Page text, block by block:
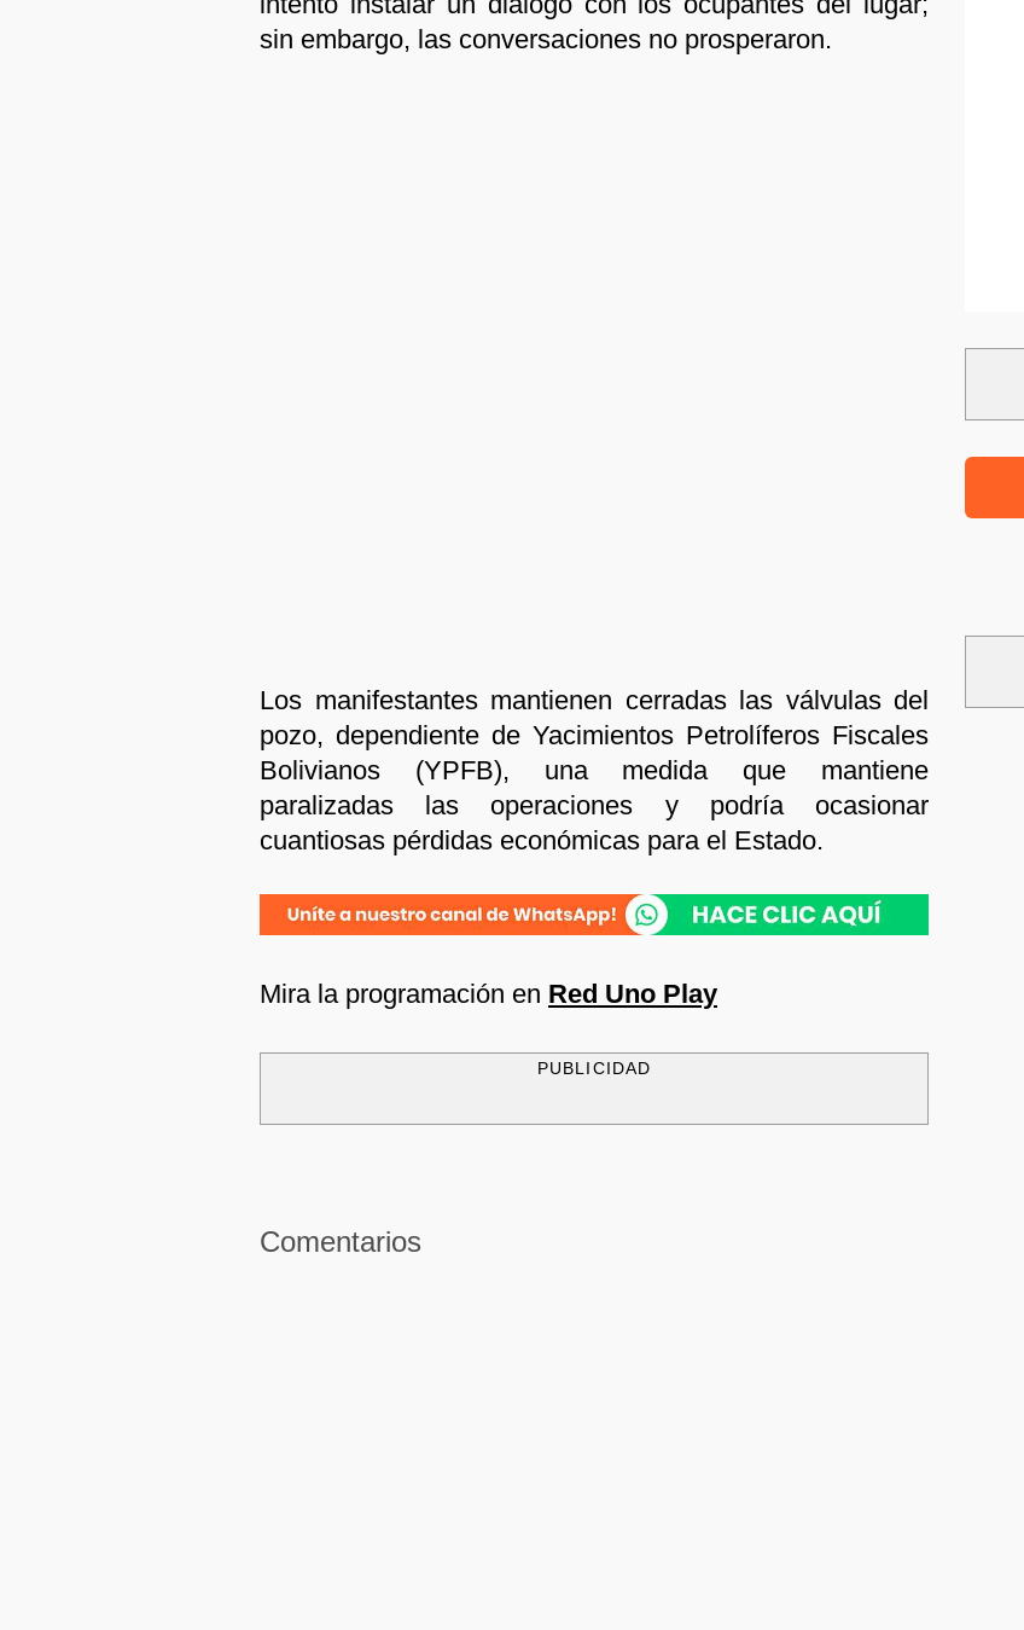
sin embargo, las conversaciones no prosperaron.
Los manifestantes mantienen cerradas las válvulas del
pozo, dependiente de Yacimientos Petrolíferos Fiscales
Bolivianos (YPFB), una medida que mantiene
paralizadas las operaciones y podría ocasionar
cuantiosas pérdidas económicas para el Estado.
Mira la programación en Red Uno Play
PUBLICIDAD
Comentarios